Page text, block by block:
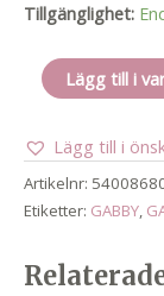
Tillgänglighet:
Gabby
mängd
Lägg till i
Lägg till i
Artikelnr:
Etiketter: GABBY,